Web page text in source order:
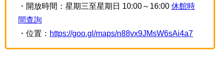
・開放時間：星期三至星期日 10:00～16:00 休館時
間查詢
・位置： https://goo.gl/maps/n88vx9JMsW6sAi4a7